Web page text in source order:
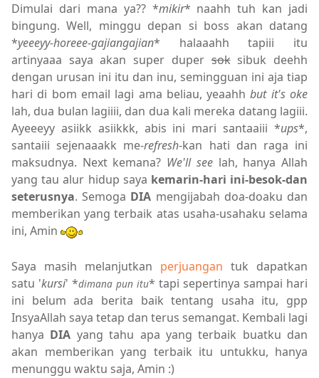
Dimulai dari mana ya?? *mikir* naahh tuh kan jadi
bingung. Well, minggu depan si boss akan datang
*yeeeyy-horeee-gajiangajian* halaaahh tapiii itu
artinyaaa saya akan super dupersoksibuk deehh
dengan urusan ini itu dan inu, semingguan ini aja tiap
hari di bom email lagi ama beliau, yeaahhbut it's oke
lah, dua bulan lagiiii, dan dua kali mereka datang lagiii.
Ayeeeyy asiikk asiikkk, abis ini mari santaaiii *ups*,
santaiii sejenaaakk me-refresh-kan hati dan raga ini
maksudnya. Next kemana? We'll seelah, hanya Allah
yang tau alur hidup saya kemarin-hari ini-besok-dan
seterusnya. Semoga DIA mengijabah doa-doaku dan
memberikan yang terbaik atas usaha-usahaku selama
ini, Amin
Saya masih melanjutkan perjuangan tuk dapatkan
satu 'kursi' *dimana pun itu* tapi sepertinya sampai hari
ini belum ada berita baik tentang usaha itu, gpp
InsyaAllah saya tetap dan terus semangat. Kembali lagi
hanya DIA yang tahu apa yang terbaik buatku dan
akan memberikan yang terbaik itu untukku, hanya
menunggu waktu saja, Amin :)